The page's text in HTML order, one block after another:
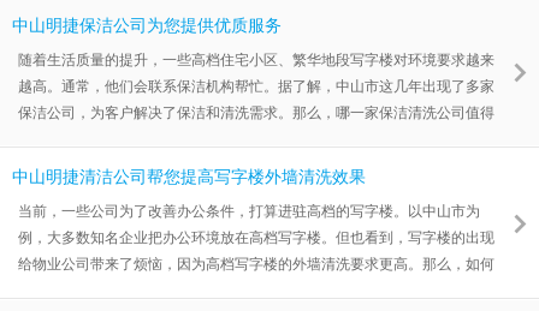
中山明捷保洁公司为您提供优质服务
随着生活质量的提升，一些高档住宅小区、繁华地段写字楼对环境要求越来
越高。通常，他们会联系保洁机构帮忙。据了解，中山市这几年出现了多家
保洁公司，为客户解决了保洁和清洗需求。那么，哪一家保洁清洗公司值得
中山明捷清洁公司帮您提高写字楼外墙清洗效果
当前，一些公司为了改善办公条件，打算进驻高档的写字楼。以中山市为
例，大多数知名企业把办公环境放在高档写字楼。但也看到，写字楼的出现
给物业公司带来了烦恼，因为高档写字楼的外墙清洗要求更高。那么，如何